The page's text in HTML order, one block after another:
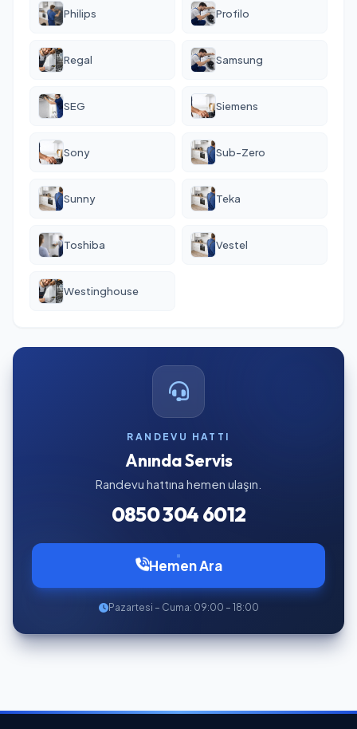
Philips Profilo
Regal Samsung
SEG Siemens
Sony Sub-Zero
Sunny Teka
Toshiba Vestel
Westinghouse
RANDEVU HATTI
Anında Servis
Randevu hattına hemen ulaşın.
0850 304 6012
Hemen Ara
Pazartesi – Cuma: 09:00 – 18:00